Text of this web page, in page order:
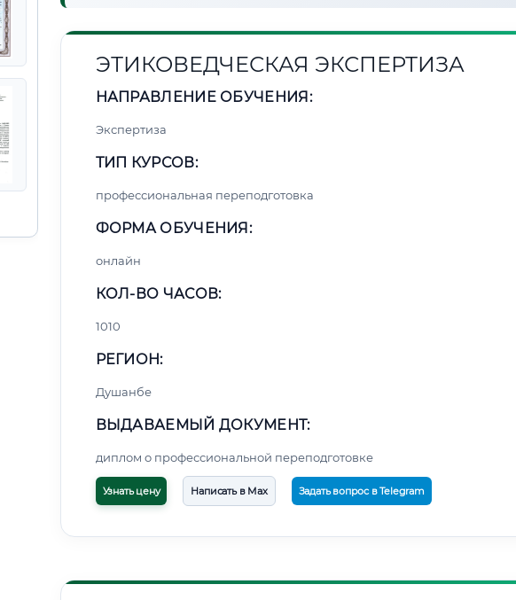
ЭТИКОВЕДЧЕСКАЯ ЭКСПЕРТИЗА
НАПРАВЛЕНИЕ ОБУЧЕНИЯ:
Экспертиза
ТИП КУРСОВ:
профессиональная переподготовка
ФОРМА ОБУЧЕНИЯ:
онлайн
КОЛ-ВО ЧАСОВ:
1010
РЕГИОН:
Душанбе
ВЫДАВАЕМЫЙ ДОКУМЕНТ:
диплом о профессиональной переподготовке
Узнать цену Написать в Max Задать вопрос в Telegram